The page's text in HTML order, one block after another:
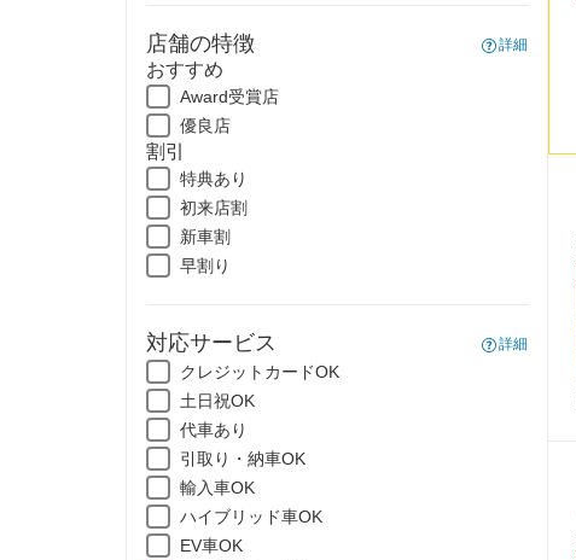
店舗の特徴 詳細
おすすめ
Award受賞店
優良店
割引
特典あり
初来店割
新車割
早割り
対応サービス 詳細
クレジットカードOK
土日祝OK
代車あり
引取り・納車OK
輸入車OK
ハイブリッド車OK
EV車OK